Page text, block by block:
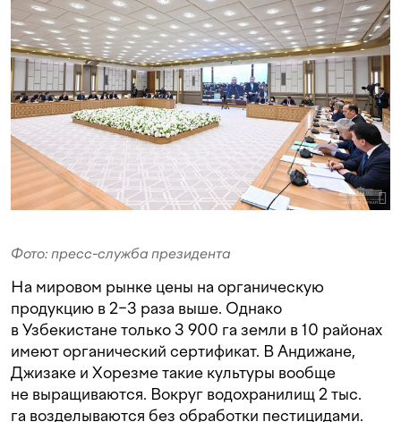
Фото: пресс-служба президента
На мировом рынке цены на органическую
продукцию в 2−3 раза выше. Однако
в Узбекистане только 3 900 га земли в 10 районах
имеют органический сертификат. В Андижане,
Джизаке и Хорезме такие культуры вообще
не выращиваются. Вокруг водохранилищ 2 тыс.
га возделываются без обработки пестицидами.